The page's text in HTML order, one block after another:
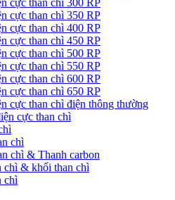
cực than chì 300 RP
cực than chì 350 RP
cực than chì 400 RP
cực than chì 450 RP
cực than chì 500 RP
cực than chì 550 RP
cực than chì 600 RP
cực than chì 650 RP
cực than chì điện thông thường
cực than chì
chì
chì & Thanh carbon
chì & khối than chì
chì